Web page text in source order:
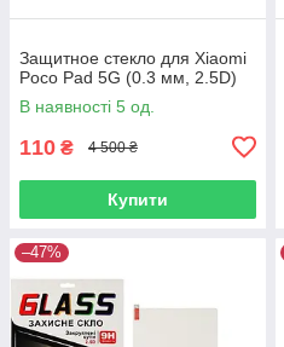
Защитное стекло для Xiaomi
Poco Pad 5G (0.3 мм, 2.5D)
В наявності 5 од.
110 ₴ 4 500 ₴
Купити
–47%